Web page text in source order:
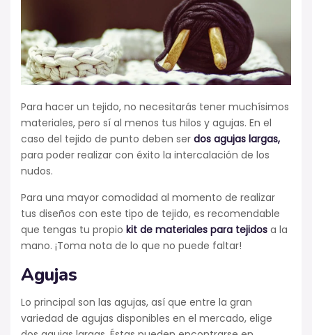
Para hacer un tejido, no necesitarás tener muchísimos
materiales, pero sí al menos tus hilos y agujas. En el
caso del tejido de punto deben ser dos agujas largas,
para poder realizar con éxito la intercalación de los
nudos.
Para una mayor comodidad al momento de realizar
tus diseños con este tipo de tejido, es recomendable
que tengas tu propio kit de materiales para tejidos a la
mano. ¡Toma nota de lo que no puede faltar!
Agujas
Lo principal son las agujas, así que entre la gran
variedad de agujas disponibles en el mercado, elige